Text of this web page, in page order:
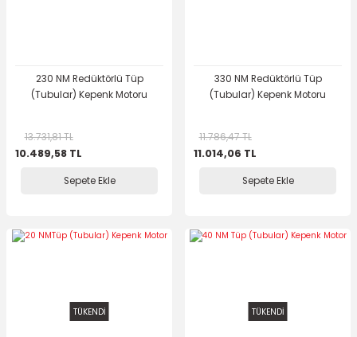
230 NM Redüktörlü Tüp
(Tubular) Kepenk Motoru
13.731,81 TL
10.489,58 TL
Sepete Ekle
330 NM Redüktörlü Tüp
(Tubular) Kepenk Motoru
11.786,47 TL
11.014,06 TL
Sepete Ekle
TÜKENDİ TÜKENDİ